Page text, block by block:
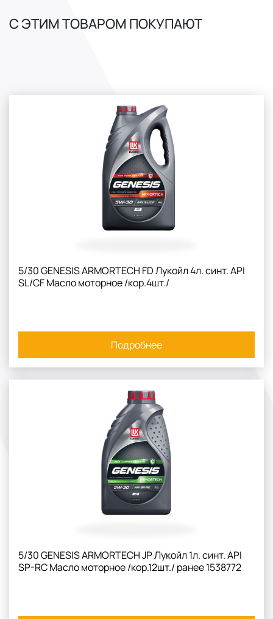
С ЭТИМ ТОВАРОМ ПОКУПАЮТ
5/30 GENESIS ARMORTECH FD Лукойл 4л. синт. API
SL/CF Масло моторное /кор.4шт./
Подробнее
5/30 GENESIS ARMORTECH JP Лукойл 1л. синт. API
SP-RC Масло моторное /кор.12шт./ ранее 1538772